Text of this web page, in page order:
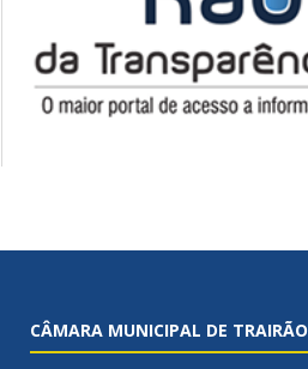
CÂMARA MUNICIPAL DE TRAIRÃO